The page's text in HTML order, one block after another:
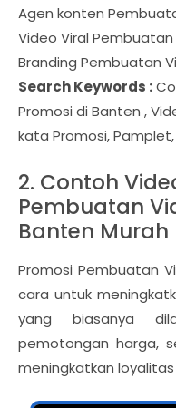
Agen konten
Video Viral
Branding Pembuatan
Search Keywords :
Promosi di Banten ,
kata Promosi,
2. Contoh
Pembuatan
Banten Murah
Promosi Pembuatan
cara untuk
yang biasanya
pemotongan harga,
meningkatkan